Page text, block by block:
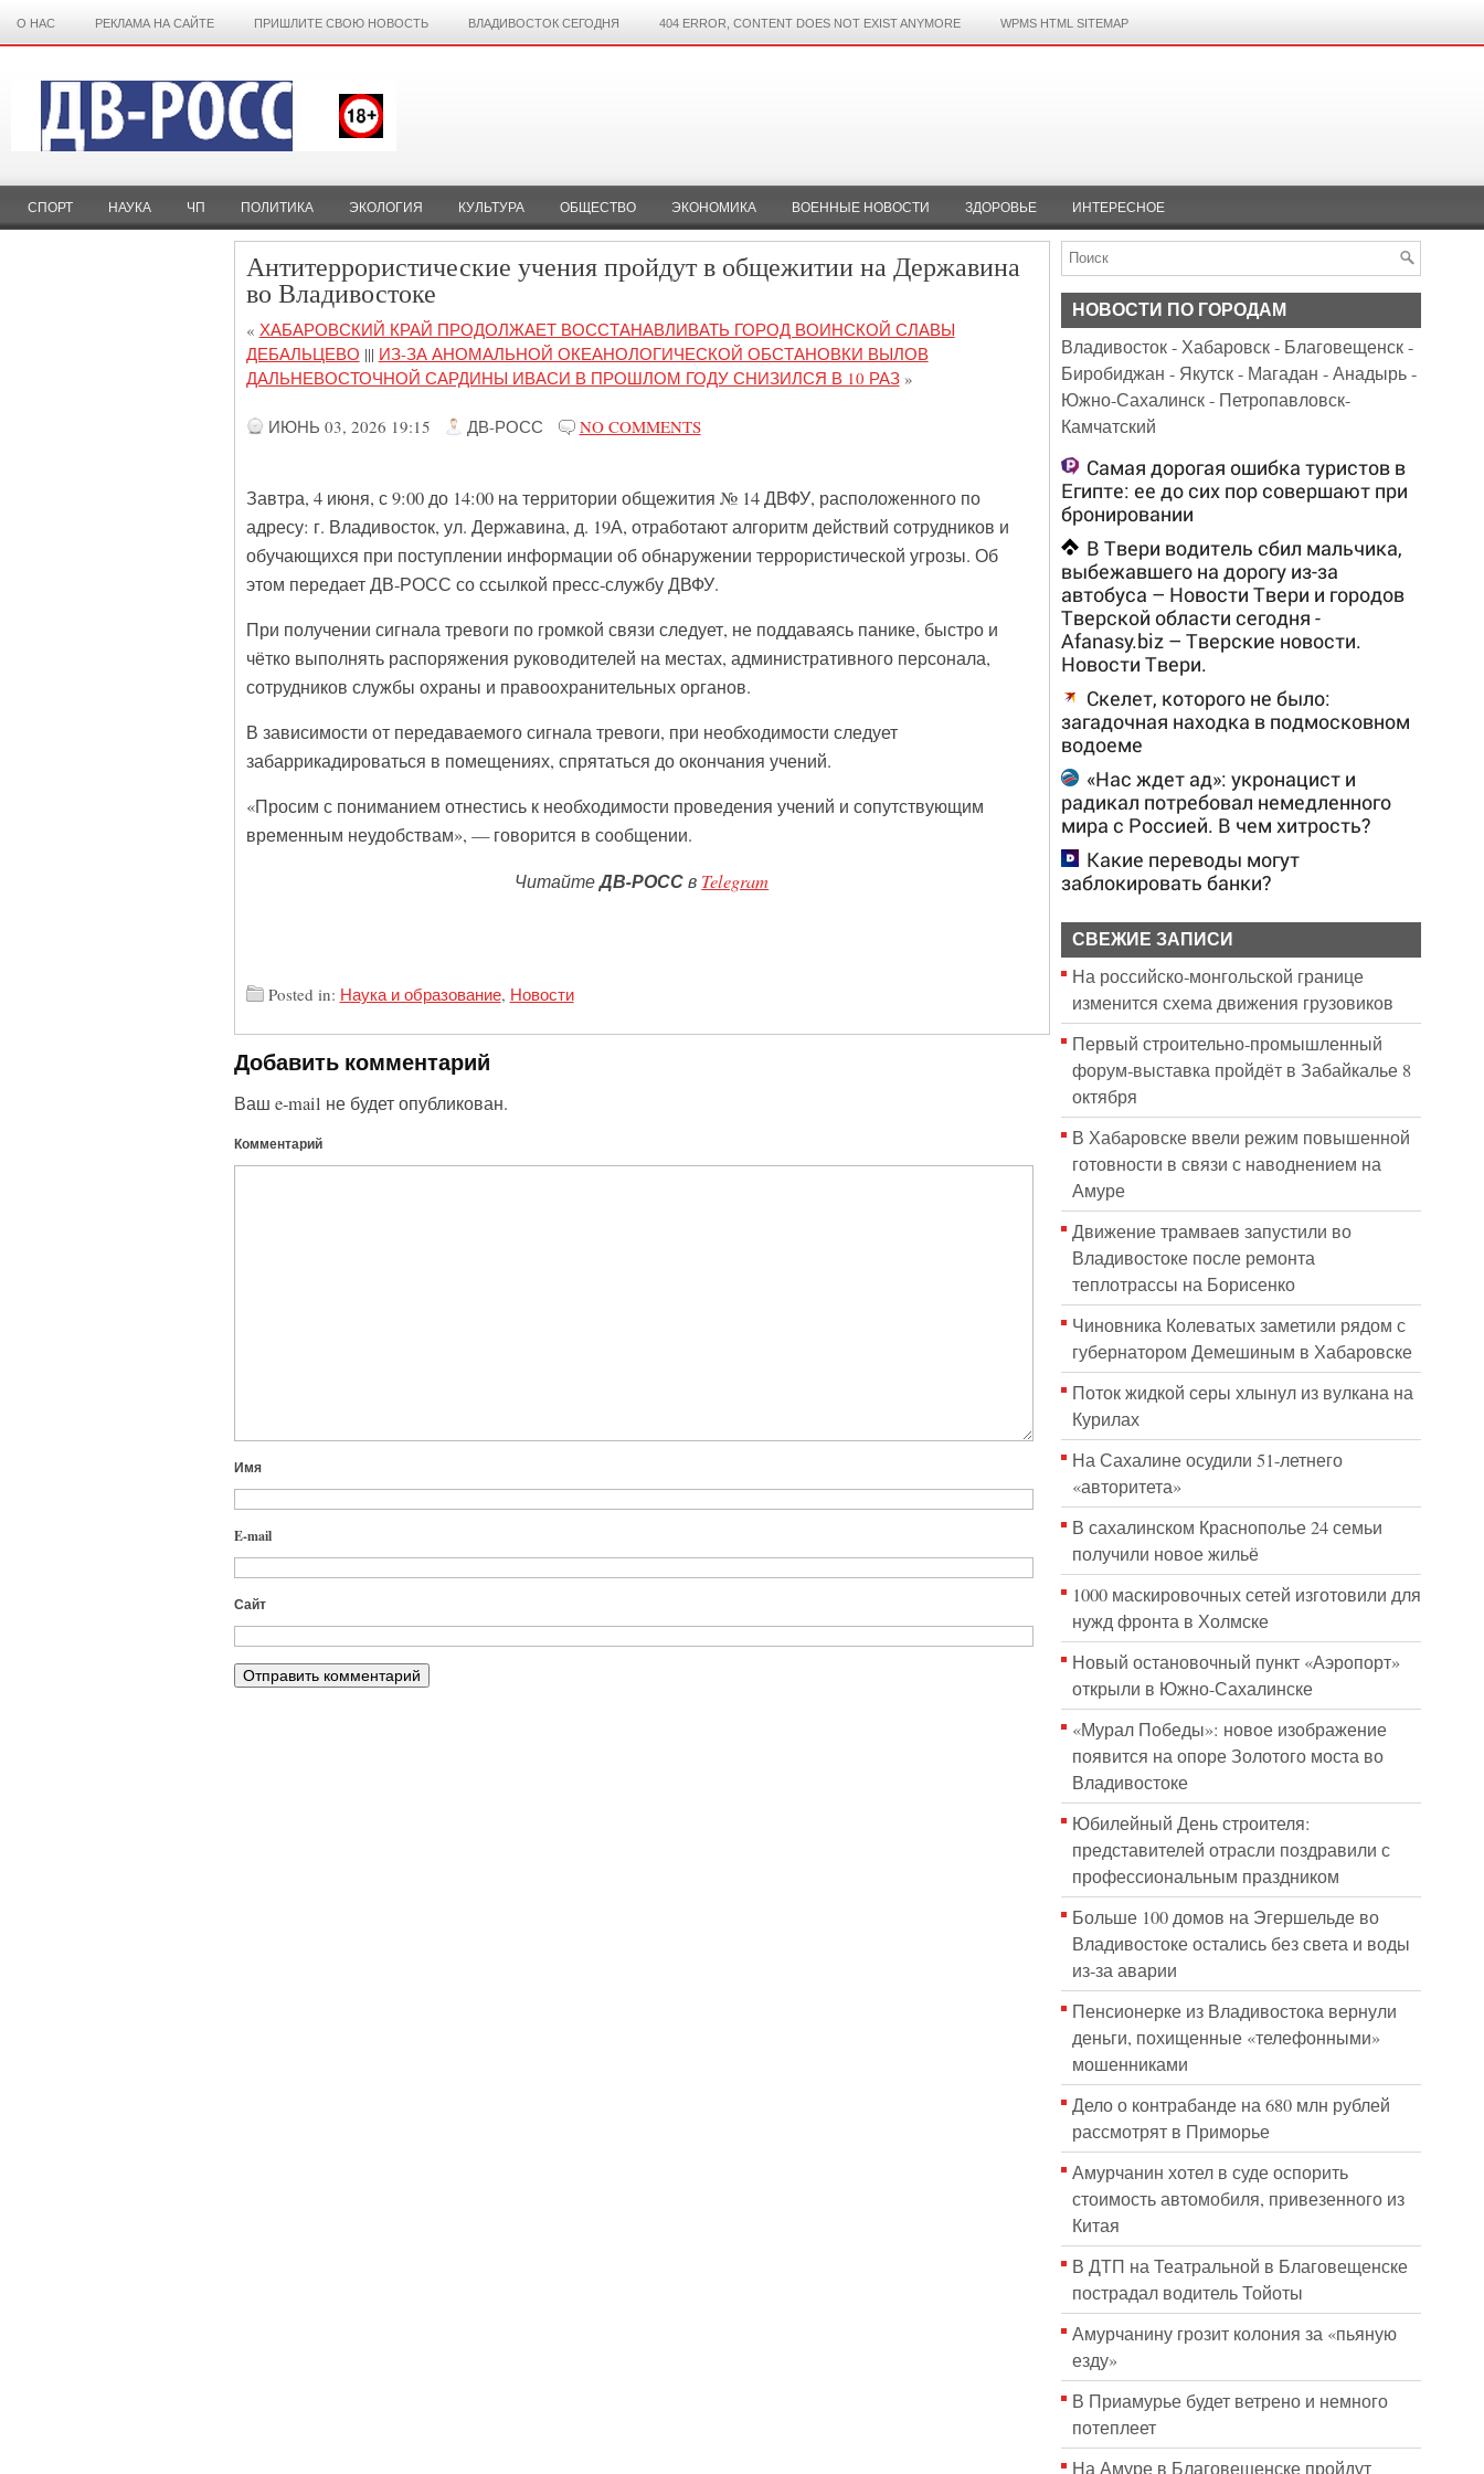
О НАС РЕКЛАМА НА САЙТЕ ПРИШЛИТЕ СВОЮ НОВОСТЬ ВЛАДИВОСТОК СЕГОДНЯ 404 ERROR, CONTENT DOES NOT EXIST ANYMORE WPMS HTML SITEMAP
СПОРТ НАУКА ЧП ПОЛИТИКА ЭКОЛОГИЯ КУЛЬТУРА ОБЩЕСТВО ЭКОНОМИКА ВОЕННЫЕ НОВОСТИ ЗДОРОВЬЕ ИНТЕРЕСНОЕ
Антитеррористические учения пройдут в общежитии на Державина
во Владивостоке
« ХАБАРОВСКИЙ КРАЙ ПРОДОЛЖАЕТ ВОССТАНАВЛИВАТЬ ГОРОД ВОИНСКОЙ СЛАВЫ
ДЕБАЛЬЦЕВО ||| ИЗ-ЗА АНОМАЛЬНОЙ ОКЕАНОЛОГИЧЕСКОЙ ОБСТАНОВКИ ВЫЛОВ
ДАЛЬНЕВОСТОЧНОЙ САРДИНЫ ИВАСИ В ПРОШЛОМ ГОДУ СНИЗИЛСЯ В 10 РАЗ»
ИЮНЬ 03, 2026 19:15 ДВ-РОСС NO COMMENTS
Завтра, 4 июня, с 9:00 до 14:00 на территории общежития № 14 ДВФУ, расположенного по
адресу: г. Владивосток, ул. Державина, д. 19А, отработают алгоритм действий сотрудников и
обучающихся при поступлении информации об обнаружении террористической угрозы. Об
этом передает ДВ-РОСС со ссылкой пресс-службу ДВФУ.
При получении сигнала тревоги по громкой связи следует, не поддаваясь панике, быстро и
чётко выполнять распоряжения руководителей на местах, административного персонала,
сотрудников службы охраны и правоохранительных органов.
В зависимости от передаваемого сигнала тревоги, при необходимости следует
забаррикадироваться в помещениях, спрятаться до окончания учений.
«Просим с пониманием отнестись к необходимости проведения учений и сопутствующим
временным неудобствам», — говорится в сообщении.
ЧитайтеДВ-РОССв Telegram
Posted in: Наука и образование, Новости
Добавить комментарий
Ваш e-mail не будет опубликован.
Комментарий
Имя
E-mail
Сайт
НОВОСТИ ПО ГОРОДАМ
Владивосток-Хабаровск- Благовещенск-
Биробиджан - Якутск- Магадан -Анадырь-
Южно-Сахалинск- Петропавловск-
Камчатский
Самая дорогая ошибка туристов в
Египте: ее до сих пор совершают при
бронировании
В Твери водитель сбил мальчика,
выбежавшего на дорогу из-за
автобуса – Новости Твери и городов
Тверской области сегодня -
Afanasy.biz – Тверские новости.
Новости Твери.
Скелет, которого не было:
загадочная находка в подмосковном
водоеме
«Нас ждет ад»: укронацист и
радикал потребовал немедленного
мира с Россией. В чем хитрость?
Какие переводы могут
заблокировать банки?
СВЕЖИЕ ЗАПИСИ
На российско‑монгольской границе
изменится схема движения грузовиков
Первый строительно‑промышленный
форум‑выставка пройдёт в Забайкалье 8
октября
В Хабаровске ввели режим повышенной
готовности в связи с наводнением на
Амуре
Движение трамваев запустили во
Владивостоке после ремонта
теплотрассы на Борисенко
Чиновника Колеватых заметили рядом с
губернатором Демешиным в Хабаровске
Поток жидкой серы хлынул из вулкана на
Курилах
На Сахалине осудили 51-летнего
«авторитета»
В сахалинском Краснополье 24 семьи
получили новое жильё
1000 маскировочных сетей изготовили для
нужд фронта в Холмске
Новый остановочный пункт «Аэропорт»
открыли в Южно-Сахалинске
«Мурал Победы»: новое изображение
появится на опоре Золотого моста во
Владивостоке
Юбилейный День строителя:
представителей отрасли поздравили с
профессиональным праздником
Больше 100 домов на Эгершельде во
Владивостоке остались без света и воды
из-за аварии
Пенсионерке из Владивостока вернули
деньги, похищенные «телефонными»
мошенниками
Дело о контрабанде на 680 млн рублей
рассмотрят в Приморье
Амурчанин хотел в суде оспорить
стоимость автомобиля, привезенного из
Китая
В ДТП на Театральной в Благовещенске
пострадал водитель Тойоты
Амурчанину грозит колония за «пьяную
езду»
В Приамурье будет ветрено и немного
потеплеет
На Амуре в Благовещенске пройдут